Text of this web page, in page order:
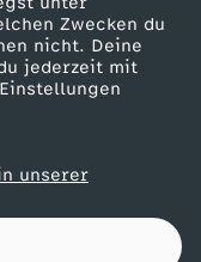
Zwecken du
nicht. Deine
jederzeit mit
unserer